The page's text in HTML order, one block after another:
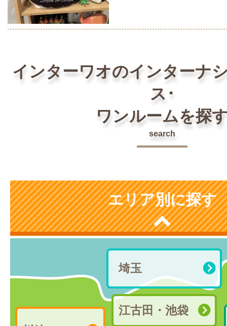
インターワオのインターナ
ス･
ワンルームを探
search
エリア別に探す
埼玉
江古田・池袋